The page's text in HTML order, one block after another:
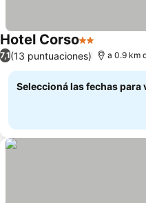
Hotel Corso2 Estrellas
7,1(13 puntuaciones) a 0.9 km
Seleccioná las fechas